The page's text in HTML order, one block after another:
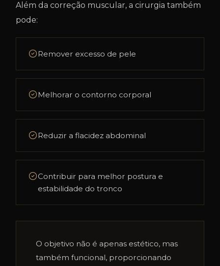
Além da correção muscular, a cirurgia também
pode:
Remover excesso de pele
Melhorar o contorno corporal
Reduzir a flacidez abdominal
Contribuir para melhor postura e
estabilidade do tronco
O objetivo não é apenas estético, mas
também funcional, proporcionando